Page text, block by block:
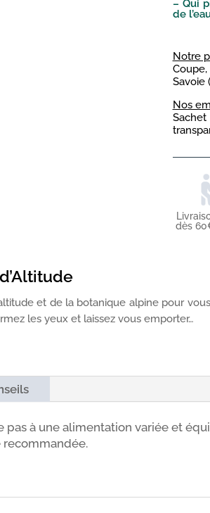
– Qui
de
Notre
Savoie
Nos
dès
et de la botanique alpine pour vous
les yeux et laissez vous emporter…
pas à une alimentation variée et
recommandée.